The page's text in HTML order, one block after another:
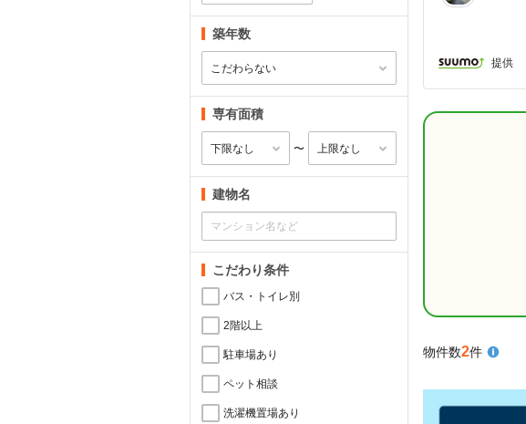
築年数
専有面積
〜
建物名
こだわり条件
バス・トイレ別
2階以上
駐車場あり
ペット相談
洗濯機置場あり
提供
物件数2件